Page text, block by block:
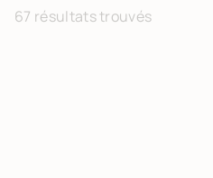
67 résultats trouvés